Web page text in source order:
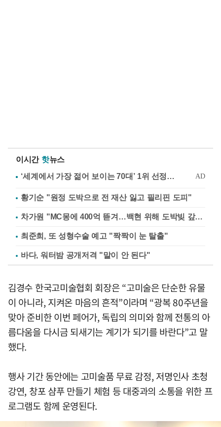
이시간 핫뉴스
황기순 "원정 도박으로 전 재산 잃고 필리핀 도피"
차가원 "MC몽에 400억 뜯겨…백현 위해 도박빚 갚아줘"
최준희, 또 성형수술 예고 "짝짝이 눈 탈출"
바다, 워터밤 공개저격 "말이 안 된다"
김경수 한국고미술협회 회장은 “고미술은 단순한 유물
이 아니라, 지켜온 마음의 흔적”이라며 “광복 80주년을
맞아 준비한 이번 페어가, 독립의 의미와 함께 전통의 아
름다움을 다시금 되새기는 계기가 되기를 바란다”고 말
했다.
행사 기간 동안에는 고미술품 무료 감정, 저명인사 초청
강연, 창포 샴푸 만들기 체험 등 대중과의 소통을 위한 프
로그램도 함께 운영된다.